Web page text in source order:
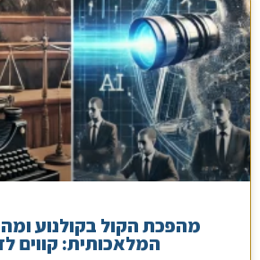
מהפכת הקול בקולנוע
המלאכותית: קווים